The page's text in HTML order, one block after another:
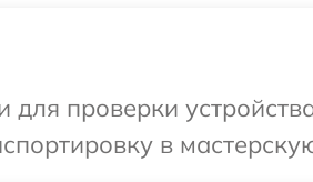
проверки
в